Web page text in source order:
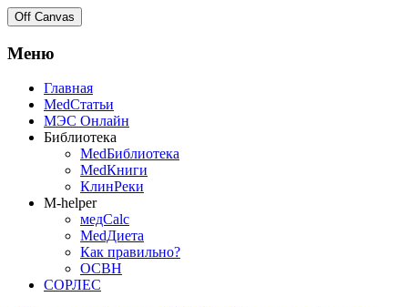
Off Canvas
Меню
Главная
MedСтатьи
МЭС Онлайн
Библиотека
MedБиблиотека
MedКниги
КлинРеки
M-helper
медCalc
MedДиета
Как правильно?
ОСВН
СОРЛЕС